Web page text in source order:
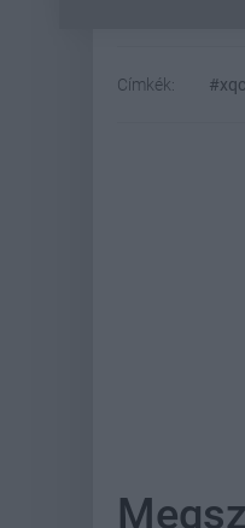
Címkék: #xqc